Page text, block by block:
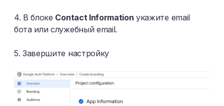
4. В блоке Contact Information укажите email
бота или служебный email.
5. Завершите настройку